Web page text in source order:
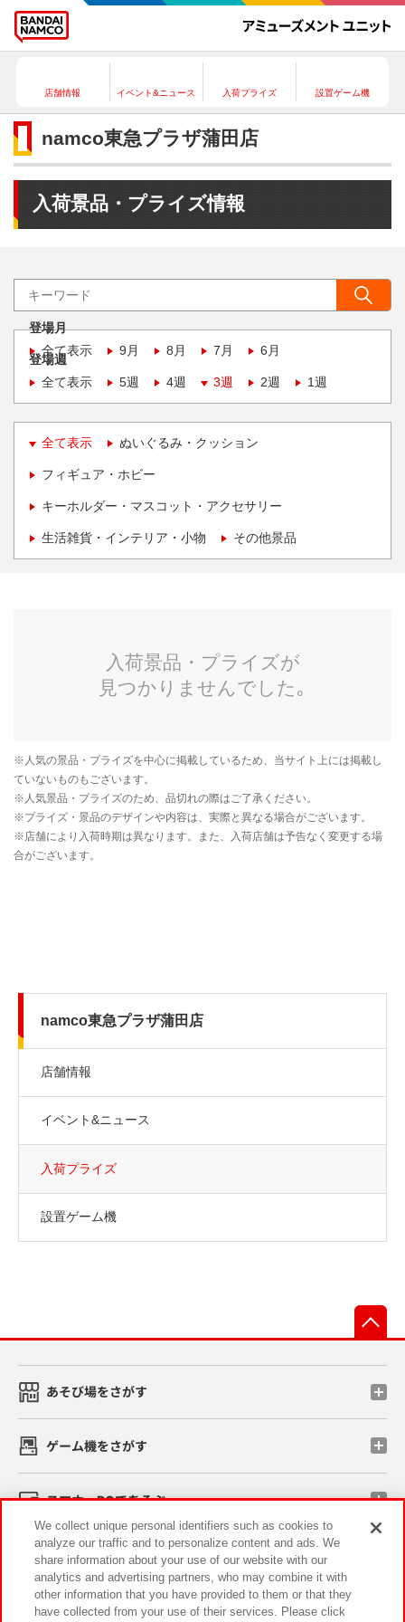
店舗情報 イベント&ニュース 入荷プライズ 設置ゲーム機
namco東急プラザ蒲田店
入荷景品・プライズ情報
登場月
全て表示
9月 8月 7月 6月
登場週
全て表示
5週 4週 3週 2週 1週
全て表示 ぬいぐるみ・クッション
フィギュア・ホビー
キーホルダー・マスコット・アクセサリー
生活雑貨・インテリア・小物 その他景品
namco東急プラザ蒲田店
店舗情報
イベント&ニュース
入荷プライズ
設置ゲーム機
あそび場をさがす
ゲーム機をさがす
スマホ・PCであそぶ
イベント・キャンペーン
We collect unique personal identifiers such as cookies to
analyze our traffic and to personalize content and ads. We
share information about your use of our website with our
analytics and advertising partners, who may combine it with
other information that you have provided to them or that they
have collected from your use of their services. Please click